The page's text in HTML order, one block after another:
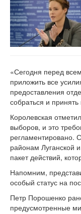
«Сегодня перед
приложить все
предоставления
собраться и
Королевская
выборов, и это
регламентировано.
районам Луганской
пакет действий,
Напомним,
особый статус на
Петр Порошенко
предусмотренные